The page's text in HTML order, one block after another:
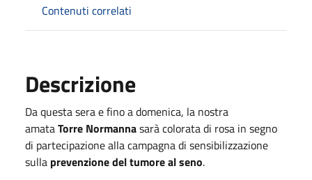
Contenuti correlati
Descrizione
Da questa sera e fino a domenica, la nostra
amataTorre Normannasarà colorata di rosa in segno
di partecipazione alla campagna di sensibilizzazione
sulla prevenzione del tumore al seno.